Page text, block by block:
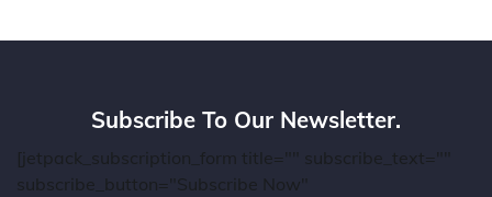
Subscribe To Our Newsletter.
[jetpack_subscription_form title="" subscribe_text=""
subscribe_button="Subscribe Now"